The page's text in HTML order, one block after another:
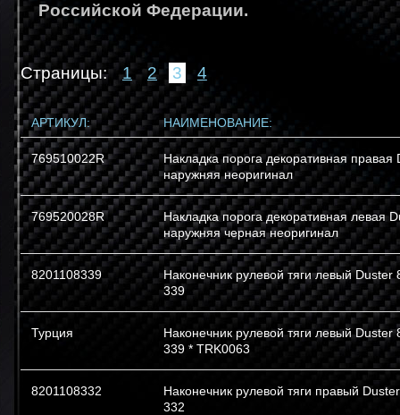
Российской Федерации.
Страницы: 1 2 3 4
АРТИКУЛ: НАИМЕНОВАНИЕ:
769510022R
Накладка порога декоративная правая
наружняя неоригинал
769520028R
Накладка порога декоративная левая
наружняя черная неоригинал
8201108339
Наконечник рулевой тяги левый Duster
339
Турция
Наконечник рулевой тяги левый Duster
339 * TRK0063
8201108332
Наконечник рулевой тяги правый
332